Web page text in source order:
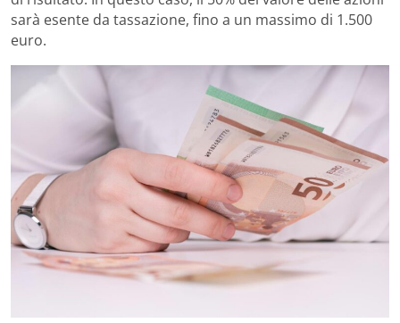
sarà esente da tassazione, fino a un massimo di 1.500
euro.